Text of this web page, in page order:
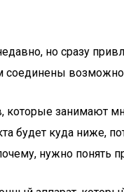
но сразу
занимают
будет куда ниже,
нужно понять